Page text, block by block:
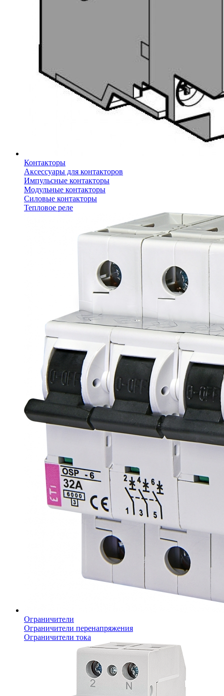
Контакторы
Аксессуары для контакторов
Импульсные контакторы
Модульные контакторы
Силовые контакторы
Тепловое реле
Ограничители
Ограничители перенапряжения
Ограничители тока